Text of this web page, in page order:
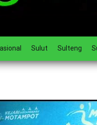
Sulut Sulteng